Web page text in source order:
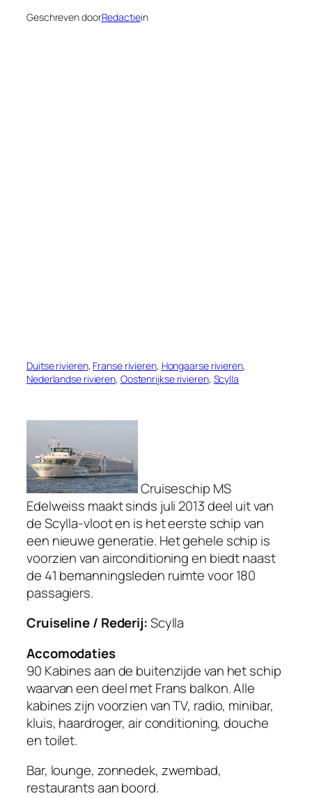
Geschreven doorRedactiein
Duitse rivieren, Franse rivieren, Hongaarse rivieren
Nederlandse rivieren, Oostenrijkse rivieren, Scylla
Cruiseschip MS
Edelweiss maakt sinds juli 2013 deel uit van
de Scylla-vloot en is het eerste schip van
een nieuwe generatie. Het gehele schip is
voorzien van airconditioning en biedt naast
de 41 bemanningsleden ruimte voor 180
passagiers.
Cruiseline / Rederij:Scylla
Accomodaties
90 Kabines aan de buitenzijde van het schip
waarvan een deel met Frans balkon. Alle
kabines zijn voorzien van TV, radio, minibar,
kluis, haardroger, air conditioning, douche
en toilet.
Bar, lounge, zonnedek, zwembad,
restaurants aan boord.